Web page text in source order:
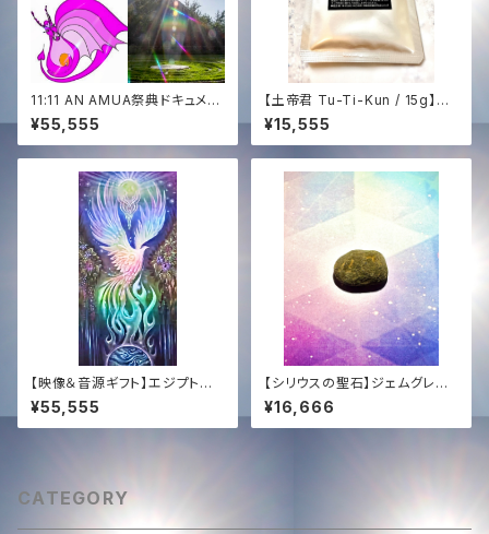
11:11 AN AMUA祭典ドキュメン
タリー映像+白龍スペシャルライ
ブ+ANで生まれる新曲CD✨at
ペルー by ソララ✨CD of The
Song at 11:11 AN AMUA✨&
Documentary Film
¥55,555
【土帝君 Tu-Ti-Kun / 15g】星
と大地の錬金術〜完全なる調
和・深き内なる森の覚醒〜
¥15,555
【映像＆音源ギフト】エジプト奉
納ミッション支援 ─ 白鳳凰ソン
グ ＋ 特別ドキュメンタリー【Vid
eo & Audio Gift】Egypt Mis
¥55,555
【シリウスの聖石】ジェムグレー
ド・チンターマニストーン (5.4g)
｜至高の透明度 ＋ 恒久的タキ
オン化
¥16,666
CATEGORY